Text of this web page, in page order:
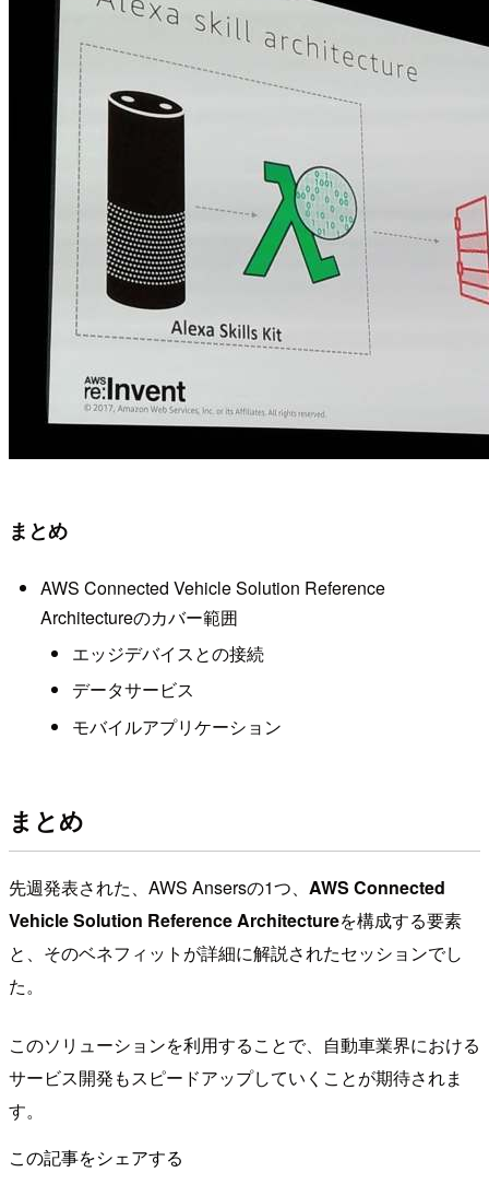
まとめ
AWS Connected Vehicle Solution Reference
Architectureのカバー範囲
エッジデバイスとの接続
データサービス
モバイルアプリケーション
まとめ
先週発表された、AWS Ansersの1つ、 AWS Connected
Vehicle Solution Reference Architectureを構成する要素
と、そのベネフィットが詳細に解説されたセッションでし
た。
このソリューションを利用することで、自動車業界における
サービス開発もスピードアップしていくことが期待されま
す。
この記事をシェアする